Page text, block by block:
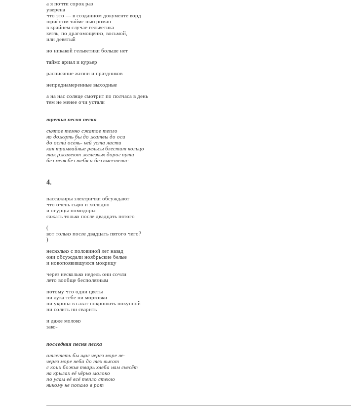
а я почти сорок раз
уверена
что это — в созданном документе ворд
шрифтом таймс нью роман
в крайнем случае гельветика
кегль, по драгомощенко, восьмой,
или девятый
но никакой гельветики больше нет
таймс ариал и курьер
расписание жизни и праздников
непреднамеренные выходные
а на нас солнце смотрит по полчаса в день
тем не менее очи устали
третья песня песка
снятое темно сжатое тепло
но дожать бы до жатвы до оси
до ости́ осе́нь- ней уста ласти
как трамвайные рельсы блестит кольцо
так ржавеют железных дорог пути
без меня без тебя и без вместенас
4.
пассажиры электрички обсуждают
что очень сыро и холодно
и огурцы-помидоры
сажать только после двадцать пятого
(
вот только после двадцать пятого чего?
)
несколько с половиной лет назад
они обсуждали ноябрьские белые
и новопоявившуюся мокрицу
через несколько недель они сочли
лето вообще бесполезным
потому что одни цветы
ни лука тебе ни морковки
ни укропа в салат покрошить покупной
ни солить ни cварить
и даже молоко
зако-
последняя песня песка
отлететь бы щас через море не-
через море неба до тех высот
с коих божья тварь хлеба нам снесёт
на крылах её чёрно молоко
по усам её всё тепло стекло
никому не попало в рот